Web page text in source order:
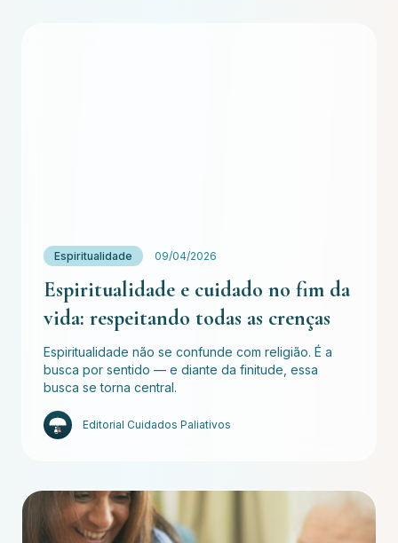
Espiritualidade 09/04/2026
Espiritualidade e cuidado no fim da
vida: respeitando todas as crenças
Espiritualidade não se confunde com religião. É a
busca por sentido — e diante da finitude, essa
busca se torna central.
Editorial Cuidados Paliativos